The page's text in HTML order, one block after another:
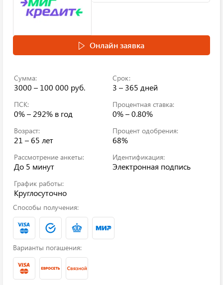
Онлайн заявка
Сумма:
3000 – 100 000 руб.
Срок:
3 – 365 дней
ПСК:
0% – 292% в год
Процентная ставка:
0% – 0.80%
Возраст:
21 – 65 лет
Процент одобрения:
68%
Рассмотрение анкеты:
До 5 минут
Идентификация:
Электронная подпись
График работы:
Круглосуточно
Способы получения:
Варианты погашения: